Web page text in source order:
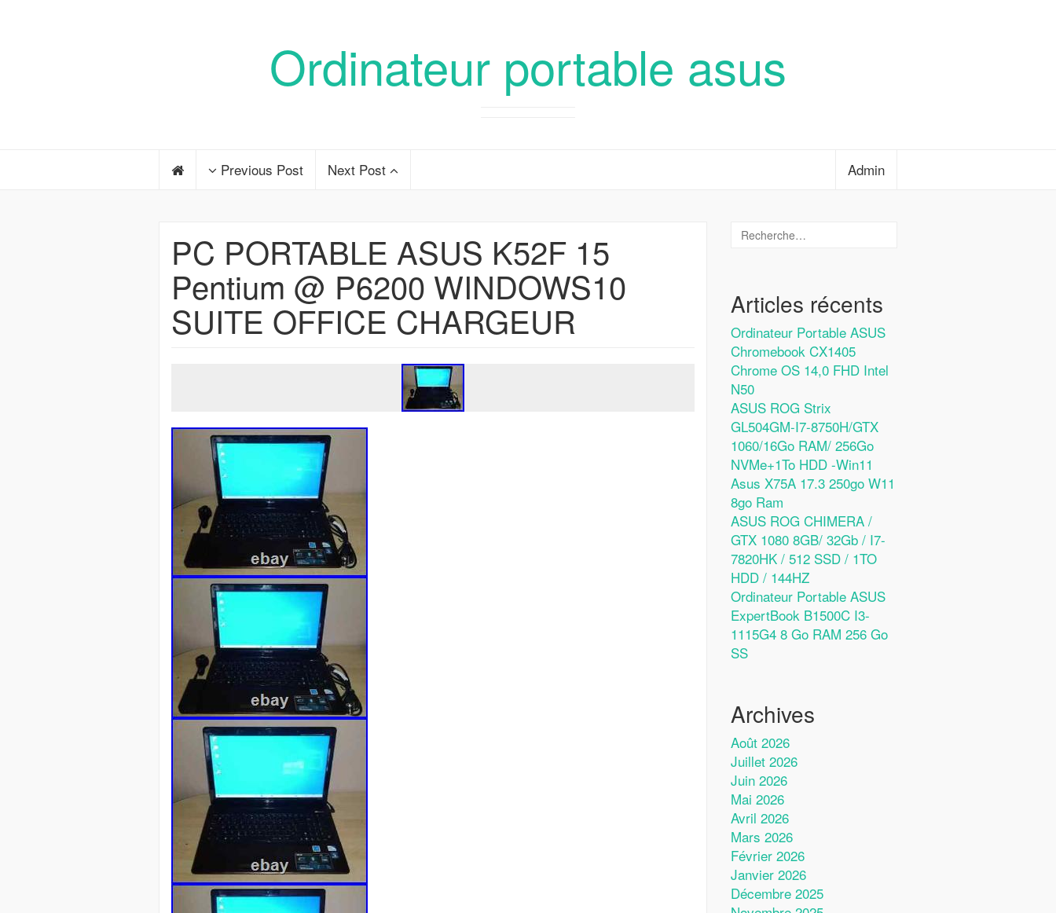
Ordinateur portable asus
Previous Post Next Post Admin
PC PORTABLE ASUS K52F 15
Pentium @ P6200 WINDOWS10
SUITE OFFICE CHARGEUR Articles récents
Ordinateur Portable ASUS
Chromebook CX1405
Chrome OS 14,0 FHD Intel
N50
ASUS ROG Strix
GL504GM-I7-8750H/GTX
1060/16Go RAM/ 256Go
NVMe+1To HDD -Win11
Asus X75A 17.3 250go W11
8go Ram
ASUS ROG CHIMERA /
GTX 1080 8GB/ 32Gb / I7-
7820HK / 512 SSD / 1TO
HDD / 144HZ
Ordinateur Portable ASUS
ExpertBook B1500C I3-
1115G4 8 Go RAM 256 Go
SS
Archives
Août 2026
Juillet 2026
Juin 2026
Mai 2026
Avril 2026
Mars 2026
Février 2026
Janvier 2026
Décembre 2025